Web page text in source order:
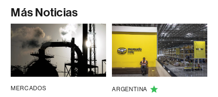
Más Noticias
MERCADOS ARGENTINA